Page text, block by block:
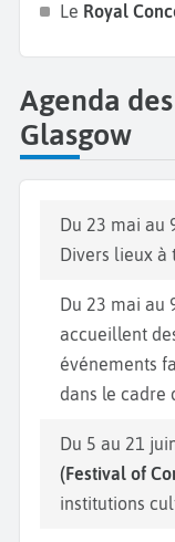
Le Royal
Agenda
Glasgow
Du 23 mai au
Divers lieux à
Du 23 mai au
accueillent
événements
dans le cadre
Du 5 au 21
(Festival of
institutions